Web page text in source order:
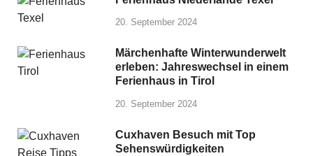
20. September 2024
Märchenhafte Winterwunderwelt
erleben: Jahreswechsel in einem
Ferienhaus in Tirol
20. September 2024
Cuxhaven Besuch mit Top
Sehenswürdigkeiten